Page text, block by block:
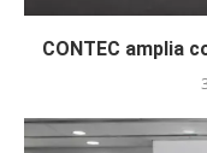
CONTEC amplia